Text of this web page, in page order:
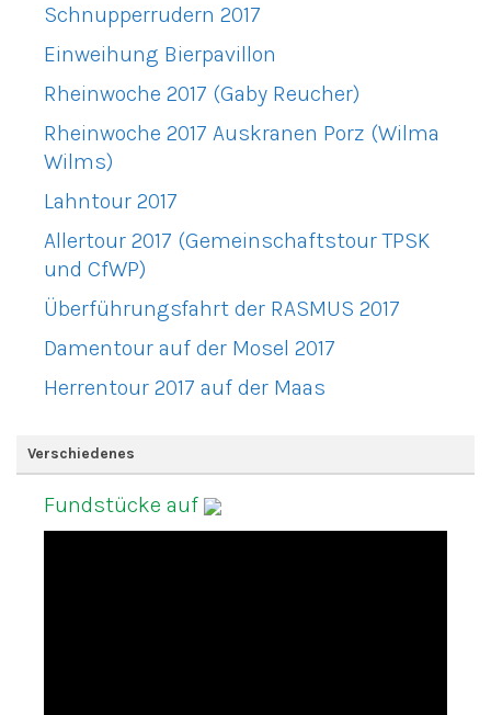
Schnupperrudern 2017
Einweihung Bierpavillon
Rheinwoche 2017 (Gaby Reucher)
Rheinwoche 2017 Auskranen Porz (Wilma
Wilms)
Lahntour 2017
Allertour 2017 (Gemeinschaftstour TPSK
und CfWP)
Überführungsfahrt der RASMUS 2017
Damentour auf der Mosel 2017
Herrentour 2017 auf der Maas
Verschiedenes
Fundstücke auf